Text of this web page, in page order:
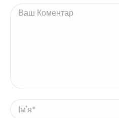
Ваш Коментар
Ім'я *